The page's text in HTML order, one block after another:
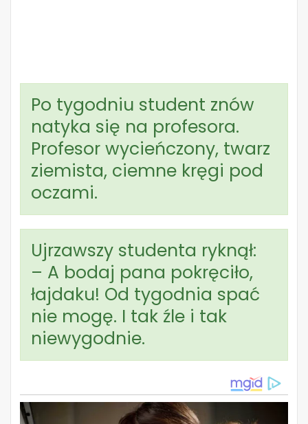
Po tygodniu student znów
natyka się na profesora.
Profesor wycieńczony, twarz
ziemista, ciemne kręgi pod
oczami.
Ujrzawszy studenta ryknął:
– A bodaj pana pokręciło,
łajdaku! Od tygodnia spać
nie mogę. I tak źle i tak
niewygodnie.